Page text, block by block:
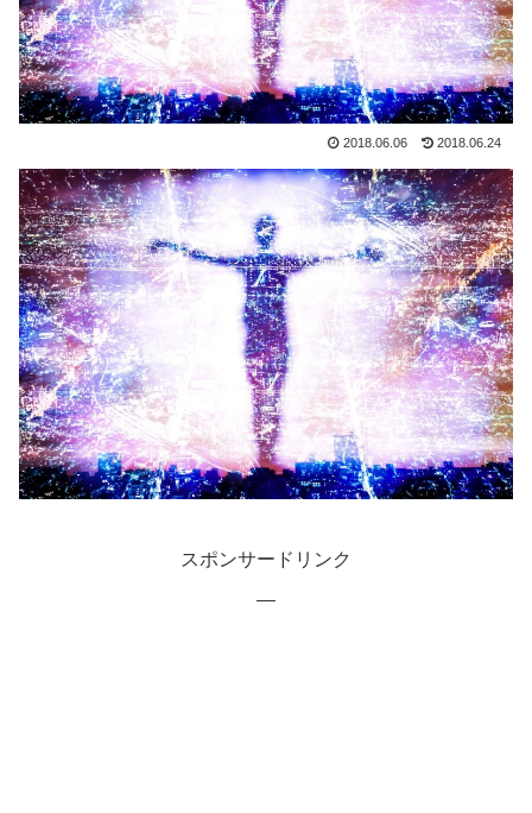
2018.06.06 2018.06.24
スポンサードリンク